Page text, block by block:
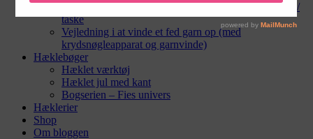
Vejledning i montering af for og lynlås i hæklet pung /
taske
Vejledning i at vinde et fed garn op (med
krydsnøgleapparat og garnvinde)
Hæklebøger
Hæklet værktøj
Hæklet jul med kant
Bogserien – Fies univers
Hæklerier
Shop
Om bloggen